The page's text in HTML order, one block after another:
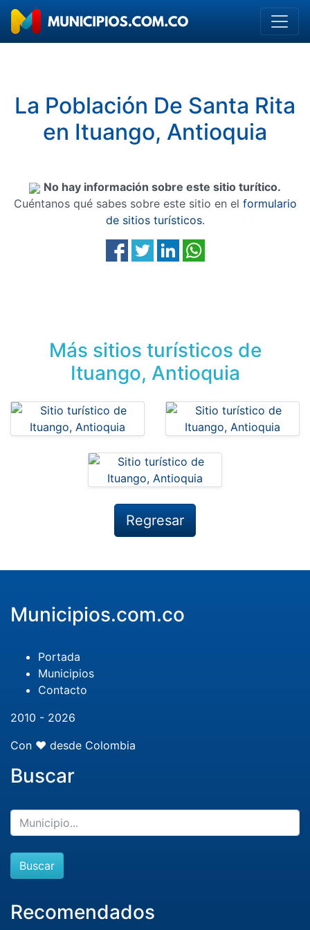
La Población De Santa Rita
en Ituango, Antioquia
No hay información sobre este sitio turítico.
Cuéntanos qué sabes sobre este sitio en el formulario
de sitios turísticos.
Más sitios turísticos de
Ituango, Antioquia
Regresar
Municipios.com.co
Portada
Municipios
Contacto
2010 - 2026
Con ❤️ desde Colombia
Buscar
Buscar
Recomendados